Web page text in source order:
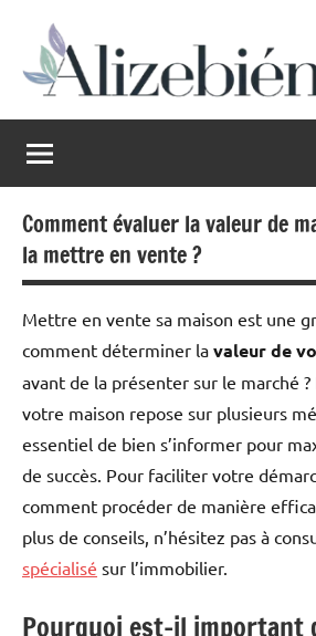
contenu
Alizebienetre
naturel
Comment évaluer la valeur de
la mettre en vente ?
Mettre en vente sa maison est une
comment déterminer la valeur de
avant de la présenter sur le marché
votre maison repose sur plusieurs
essentiel de bien s’informer pour
de succès. Pour faciliter votre
comment procéder de manière
plus de conseils, n’hésitez pas à
spécialisé sur l’immobilier.
Pourquoi est-il important